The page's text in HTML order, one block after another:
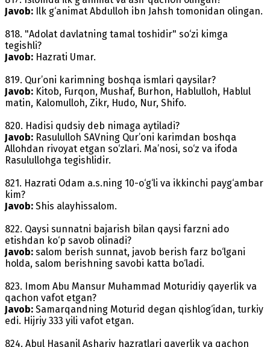
Javob: Ilk g‘animat Abdulloh ibn Jahsh tomonidan olingan.
818. "Adolat davlatning tamal toshidir" so‘zi kimga
tegishli?
Javob: Hazrati Umar.
819. Qur’oni karimning boshqa ismlari qaysilar?
Javob: Kitob, Furqon, Mushaf, Burhon, Hablulloh, Hablul
matin, Kalomulloh, Zikr, Hudo, Nur, Shifo.
820. Hadisi qudsiy deb nimaga aytiladi?
Javob: Rasululloh SAVning Qur’oni karimdan boshqa
Allohdan rivoyat etgan so‘zlari. Ma’nosi, so‘z va ifoda
Rasulullohga tegishlidir.
821. Hazrati Odam a.s.ning 10-o‘g‘li va ikkinchi payg‘ambar
kim?
Javob: Shis alayhissalom.
822. Qaysi sunnatni bajarish bilan qaysi farzni ado
etishdan ko‘p savob olinadi?
Javob: salom berish sunnat, javob berish farz bo‘lgani
holda, salom berishning savobi katta bo‘ladi.
823. Imom Abu Mansur Muhammad Moturidiy qayerlik va
qachon vafot etgan?
Javob: Samarqandning Moturid degan qishlog‘idan, turkiy
edi. Hijriy 333 yili vafot etgan.
824. Abul Hasanil Ashariy hazratlari qayerlik va qachon